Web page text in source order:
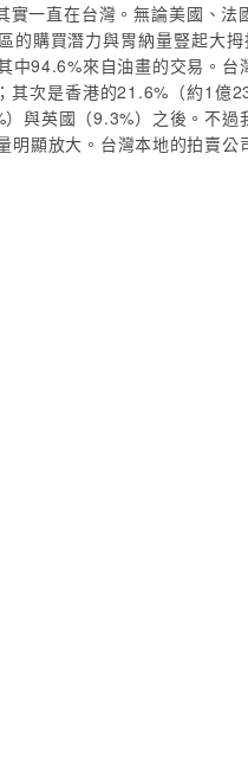
一直在台灣。無論美國、法
的購買潛力與胃納量豎起大
中94.6%來自油畫的交易。台
次是香港的21.6%（約1億
與英國（9.3%）之後。不過
顯放大。台灣本地的拍賣公